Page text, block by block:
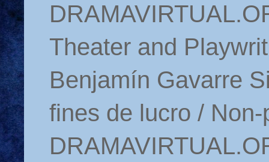
Theater and
Benjamín Gavarre
fines de lucro /